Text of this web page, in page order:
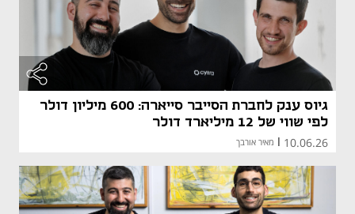
גיוס ענק לחברת הסייבר סייארה: 600 מיליון דולר
לפי שווי של 12 מיליארד דולר
10.06.26 מאיר אורבך